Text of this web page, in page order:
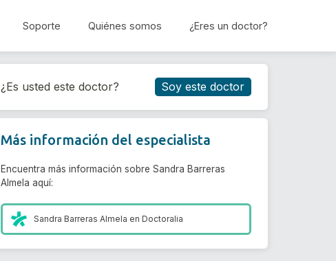
Soporte Quiénes somos ¿Eres un doctor?
Reservar cita
¿Es usted este doctor? Soy este doctor
Más información del especialista
Encuentra más información sobre Sandra Barreras
Almela aquí:
Sandra Barreras Almela enDoctoralia